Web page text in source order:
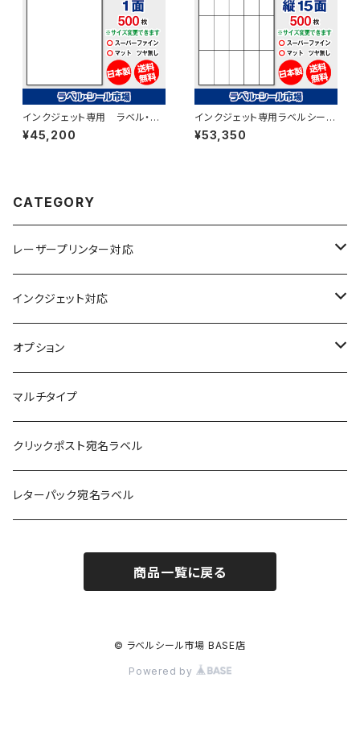
インクジェット専用 ラベル・シ
ール A4カット無し コート
紙 500枚 T1Y1iA
¥45,200
インクジェット専用ラベルシール
マットコートA4-縦15面 500枚
スーパーファイン T5Y3iA
¥53,350
CATEGORY
レーザープリンター対応
上質紙
アート紙
光沢紙
耐水フィルム
訂正用
インクジェット対応
コート紙
光沢紙
和紙
フィルム
オプション
簡易印刷
マルチタイプ
クリックポスト宛名ラベル
レターパック宛名ラベル
商品一覧に戻る
© ラベルシール市場 BASE店
Powered by